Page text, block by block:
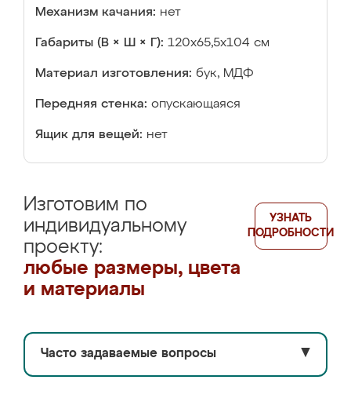
Механизм качания: нет
Габариты (В × Ш × Г): 120х65,5х104 см
Материал изготовления: бук, МДФ
Передняя стенка: опускающаяся
Ящик для вещей: нет
Изготовим по
индивидуальному
проекту:
любые размеры, цвета
и материалы
УЗНАТЬ
ПОДРОБНОСТИ
Часто задаваемые вопросы ▼